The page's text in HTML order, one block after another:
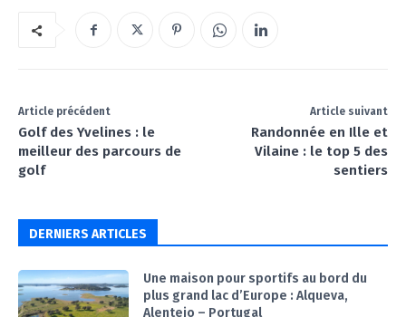
Article précédent
Golf des Yvelines : le
meilleur des parcours de
golf
Article suivant
Randonnée en Ille et
Vilaine : le top 5 des
sentiers
DERNIERS ARTICLES
Une maison pour sportifs au bord du
plus grand lac d’Europe : Alqueva,
Alentejo – Portugal